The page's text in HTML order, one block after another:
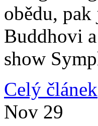
obědu,
Buddhovi
show
Celý článek
Nov 29